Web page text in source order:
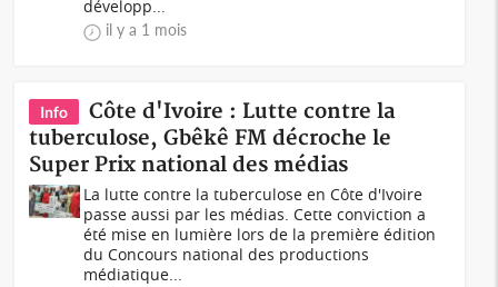
développ...
il y a 1 mois
Info
Côte d'Ivoire : Lutte contre la
tuberculose, Gbêkê FM décroche le
Super Prix national des médias
La lutte contre la tuberculose en Côte d'Ivoire
passe aussi par les médias. Cette conviction a
été mise en lumière lors de la première édition
du Concours national des productions
médiatique...